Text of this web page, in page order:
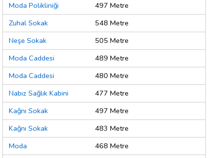
Moda Polikliniği
497 Metre
Zuhal Sokak
548 Metre
Neşe Sokak
505 Metre
Moda Caddesi
489 Metre
Moda Caddesi
480 Metre
Nabız Sağlık Kabini
477 Metre
Kağnı Sokak
497 Metre
Kağnı Sokak
483 Metre
Moda
468 Metre